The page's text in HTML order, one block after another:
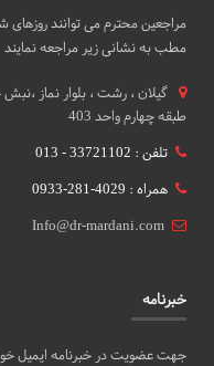
مطب به نشانی زیر مراجعه نمایند
گيلان ، رشت ، بلوار نماز
طبقه چهارم واحد 403
تلفن : 33721102 - 013
همراه : 4029-281-0933
Info@dr-mardani.com
خبرنامه
جهت عضویت در خبرنامه ایمیل خود